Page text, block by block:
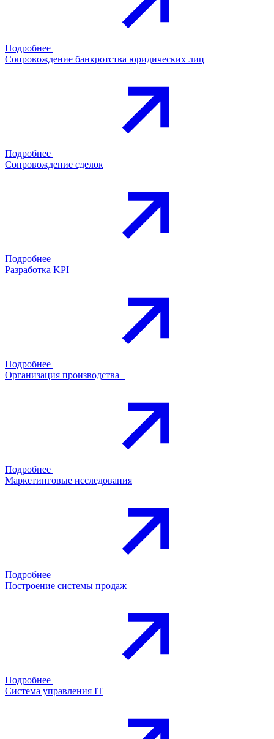
Подробнее
Сопровождение банкротства юридических лиц
Подробнее
Сопровождение сделок
Подробнее
Разработка KPI
Подробнее
Организация производства+
Подробнее
Маркетинговые исследования
Подробнее
Построение системы продаж
Подробнее
Система управления IT